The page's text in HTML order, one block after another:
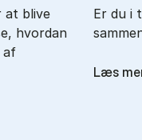
at blive
hvordan
af
Er du i
Læs